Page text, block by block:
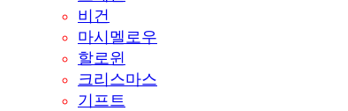
비건
마시멜로우
할로윈
크리스마스
기프트